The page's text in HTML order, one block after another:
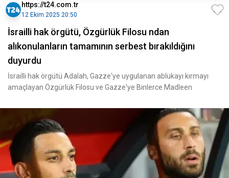
https://t24.com.tr
12 Ekim 2025 20:50
İsrailli hak örgütü, Özgürlük Filosu ndan
alıkonulanların tamamının serbest bırakıldığını
duyurdu
İsrailli hak örgütü Adalah, Gazze'ye uygulanan ablukayı kırmayı
amaçlayan Özgürlük Filosu ve Gazze'ye Binlerce Madleen